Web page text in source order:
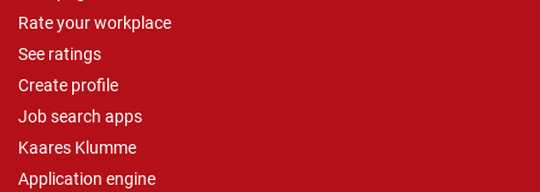
Rate your workplace
See ratings
Create profile
Job search apps
Kaares Klumme
Application engine